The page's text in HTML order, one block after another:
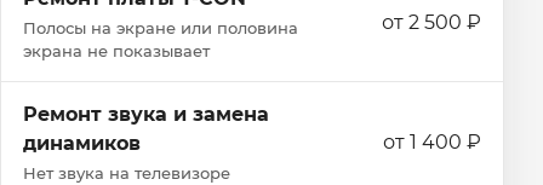
Полосы на экране или половина
экрана не показывает
от 2 500 ₽
Ремонт звука и замена
динамиков
Нет звука на телевизоре
от 1 400 ₽